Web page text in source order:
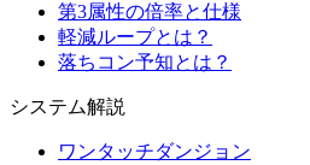
第3属性の倍率と仕様
軽減ループとは？
落ちコン予知とは？
システム解説
ワンタッチダンジョン